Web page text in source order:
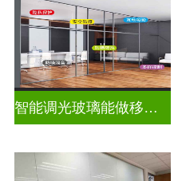
智能调光玻璃能做移动电源吗